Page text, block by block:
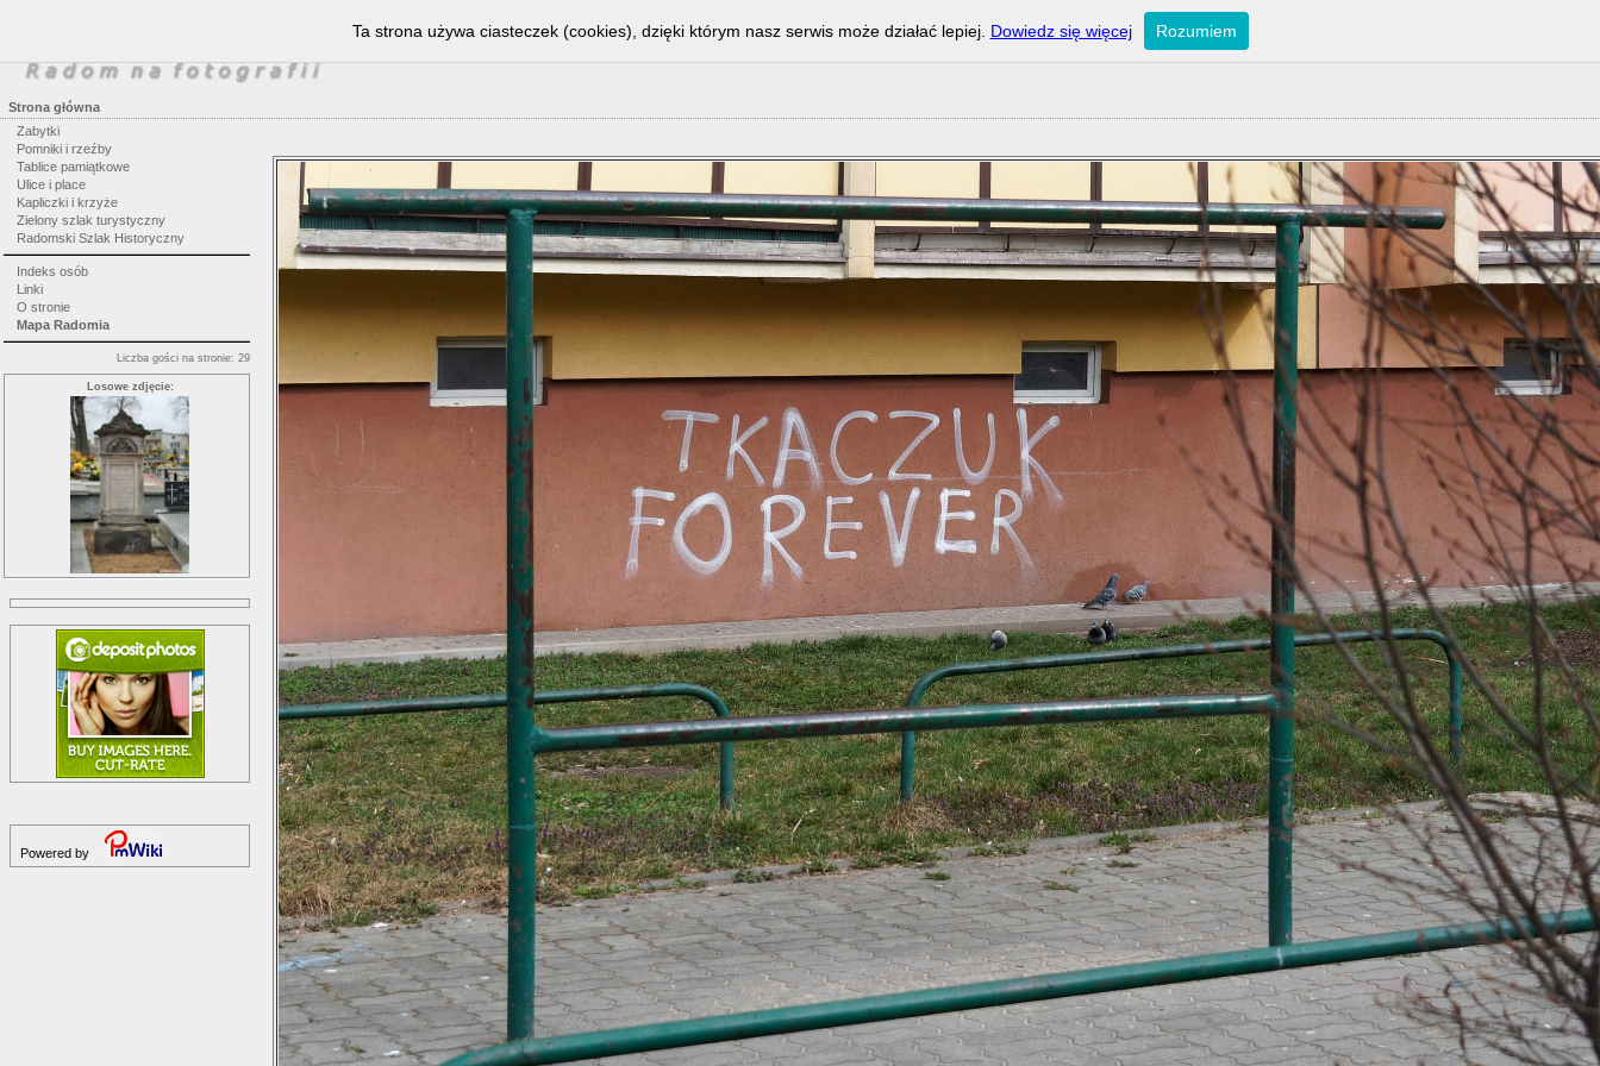
Strona główna
Zabytki
Pomniki i rzeźby
Tablice pamiątkowe
Ulice i place
Kapliczki i krzyże
Zielony szlak turystyczny
Radomski Szlak Historyczny
Indeks osób
Linki
O stronie
Mapa Radomia
Liczba gości na stronie: 29
Losowe zdjęcie:
Powered by
Ta strona używa ciasteczek (cookies), dzięki którym nasz serwis może działać lepiej. Dowiedz się więcej Rozumiem